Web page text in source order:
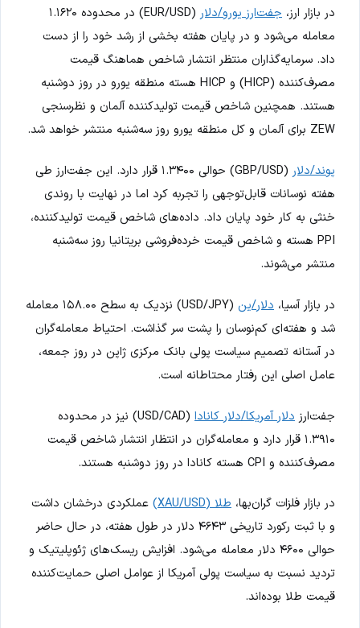
در بازار ارز، جفت‌ارز یورو/دلار
(EUR/USD) در محدوده ۱.۱۶۲۰
معامله می‌شود و در پایان هفته بخشی از رشد خود را از دست
داد. سرمایه‌گذاران منتظر انتشار شاخص هماهنگ قیمت
مصرف‌کننده (HICP) و HICP هسته منطقه یورو در روز دوشنبه
هستند. همچنین شاخص قیمت تولیدکننده آلمان و نظرسنجی
ZEW برای آلمان و کل منطقه یورو روز سه‌شنبه منتشر خواهد شد.
پوند/دلار
(GBP/USD) حوالی ۱.۳۴۰۰ قرار دارد. این جفت‌ارز طی
هفته نوسانات قابل‌توجهی را تجربه کرد اما در نهایت با روندی
خنثی به کار خود پایان داد. داده‌های شاخص قیمت تولیدکننده،
PPI هسته و شاخص قیمت خرده‌فروشی بریتانیا روز سه‌شنبه
منتشر می‌شوند.
در بازار آسیا، دلار/ین
(USD/JPY) نزدیک به سطح ۱۵۸.۰۰ معامله
شد و هفته‌ای کم‌نوسان را پشت سر گذاشت. احتیاط معامله‌گران
در آستانه تصمیم سیاست پولی بانک مرکزی ژاپن در روز جمعه،
عامل اصلی این رفتار محتاطانه است.
جفت‌ارز دلار آمریکا/دلار کانادا
(USD/CAD) نیز در محدوده
۱.۳۹۱۰ قرار دارد و معامله‌گران در انتظار انتشار شاخص قیمت
مصرف‌کننده و CPI هسته کانادا در روز دوشنبه هستند.
در بازار فلزات گران‌بها، طلا (XAU/USD)
عملکردی درخشان داشت
و با ثبت رکورد تاریخی ۴۶۴۳ دلار در طول هفته، در حال حاضر
حوالی ۴۶۰۰ دلار معامله می‌شود. افزایش ریسک‌های ژئوپلیتیک و
تردید نسبت به سیاست پولی آمریکا از عوامل اصلی حمایت‌کننده
قیمت طلا بوده‌اند.